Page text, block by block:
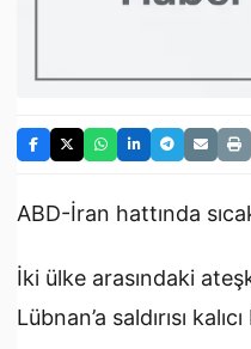
ABD-İran hattında
İki ülke arasındaki
Lübnan’a saldırısı